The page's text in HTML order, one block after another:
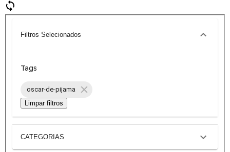
Filtros Selecionados
Tags
oscar-de-pijama
Limpar filtros
CATEGORIAS